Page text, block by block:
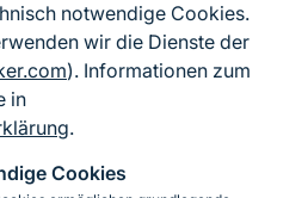
notwendige Cookies.
wir die Dienste der
). Informationen zum
in
.
Cookies
zum BfN
zur Barrierefreiheit